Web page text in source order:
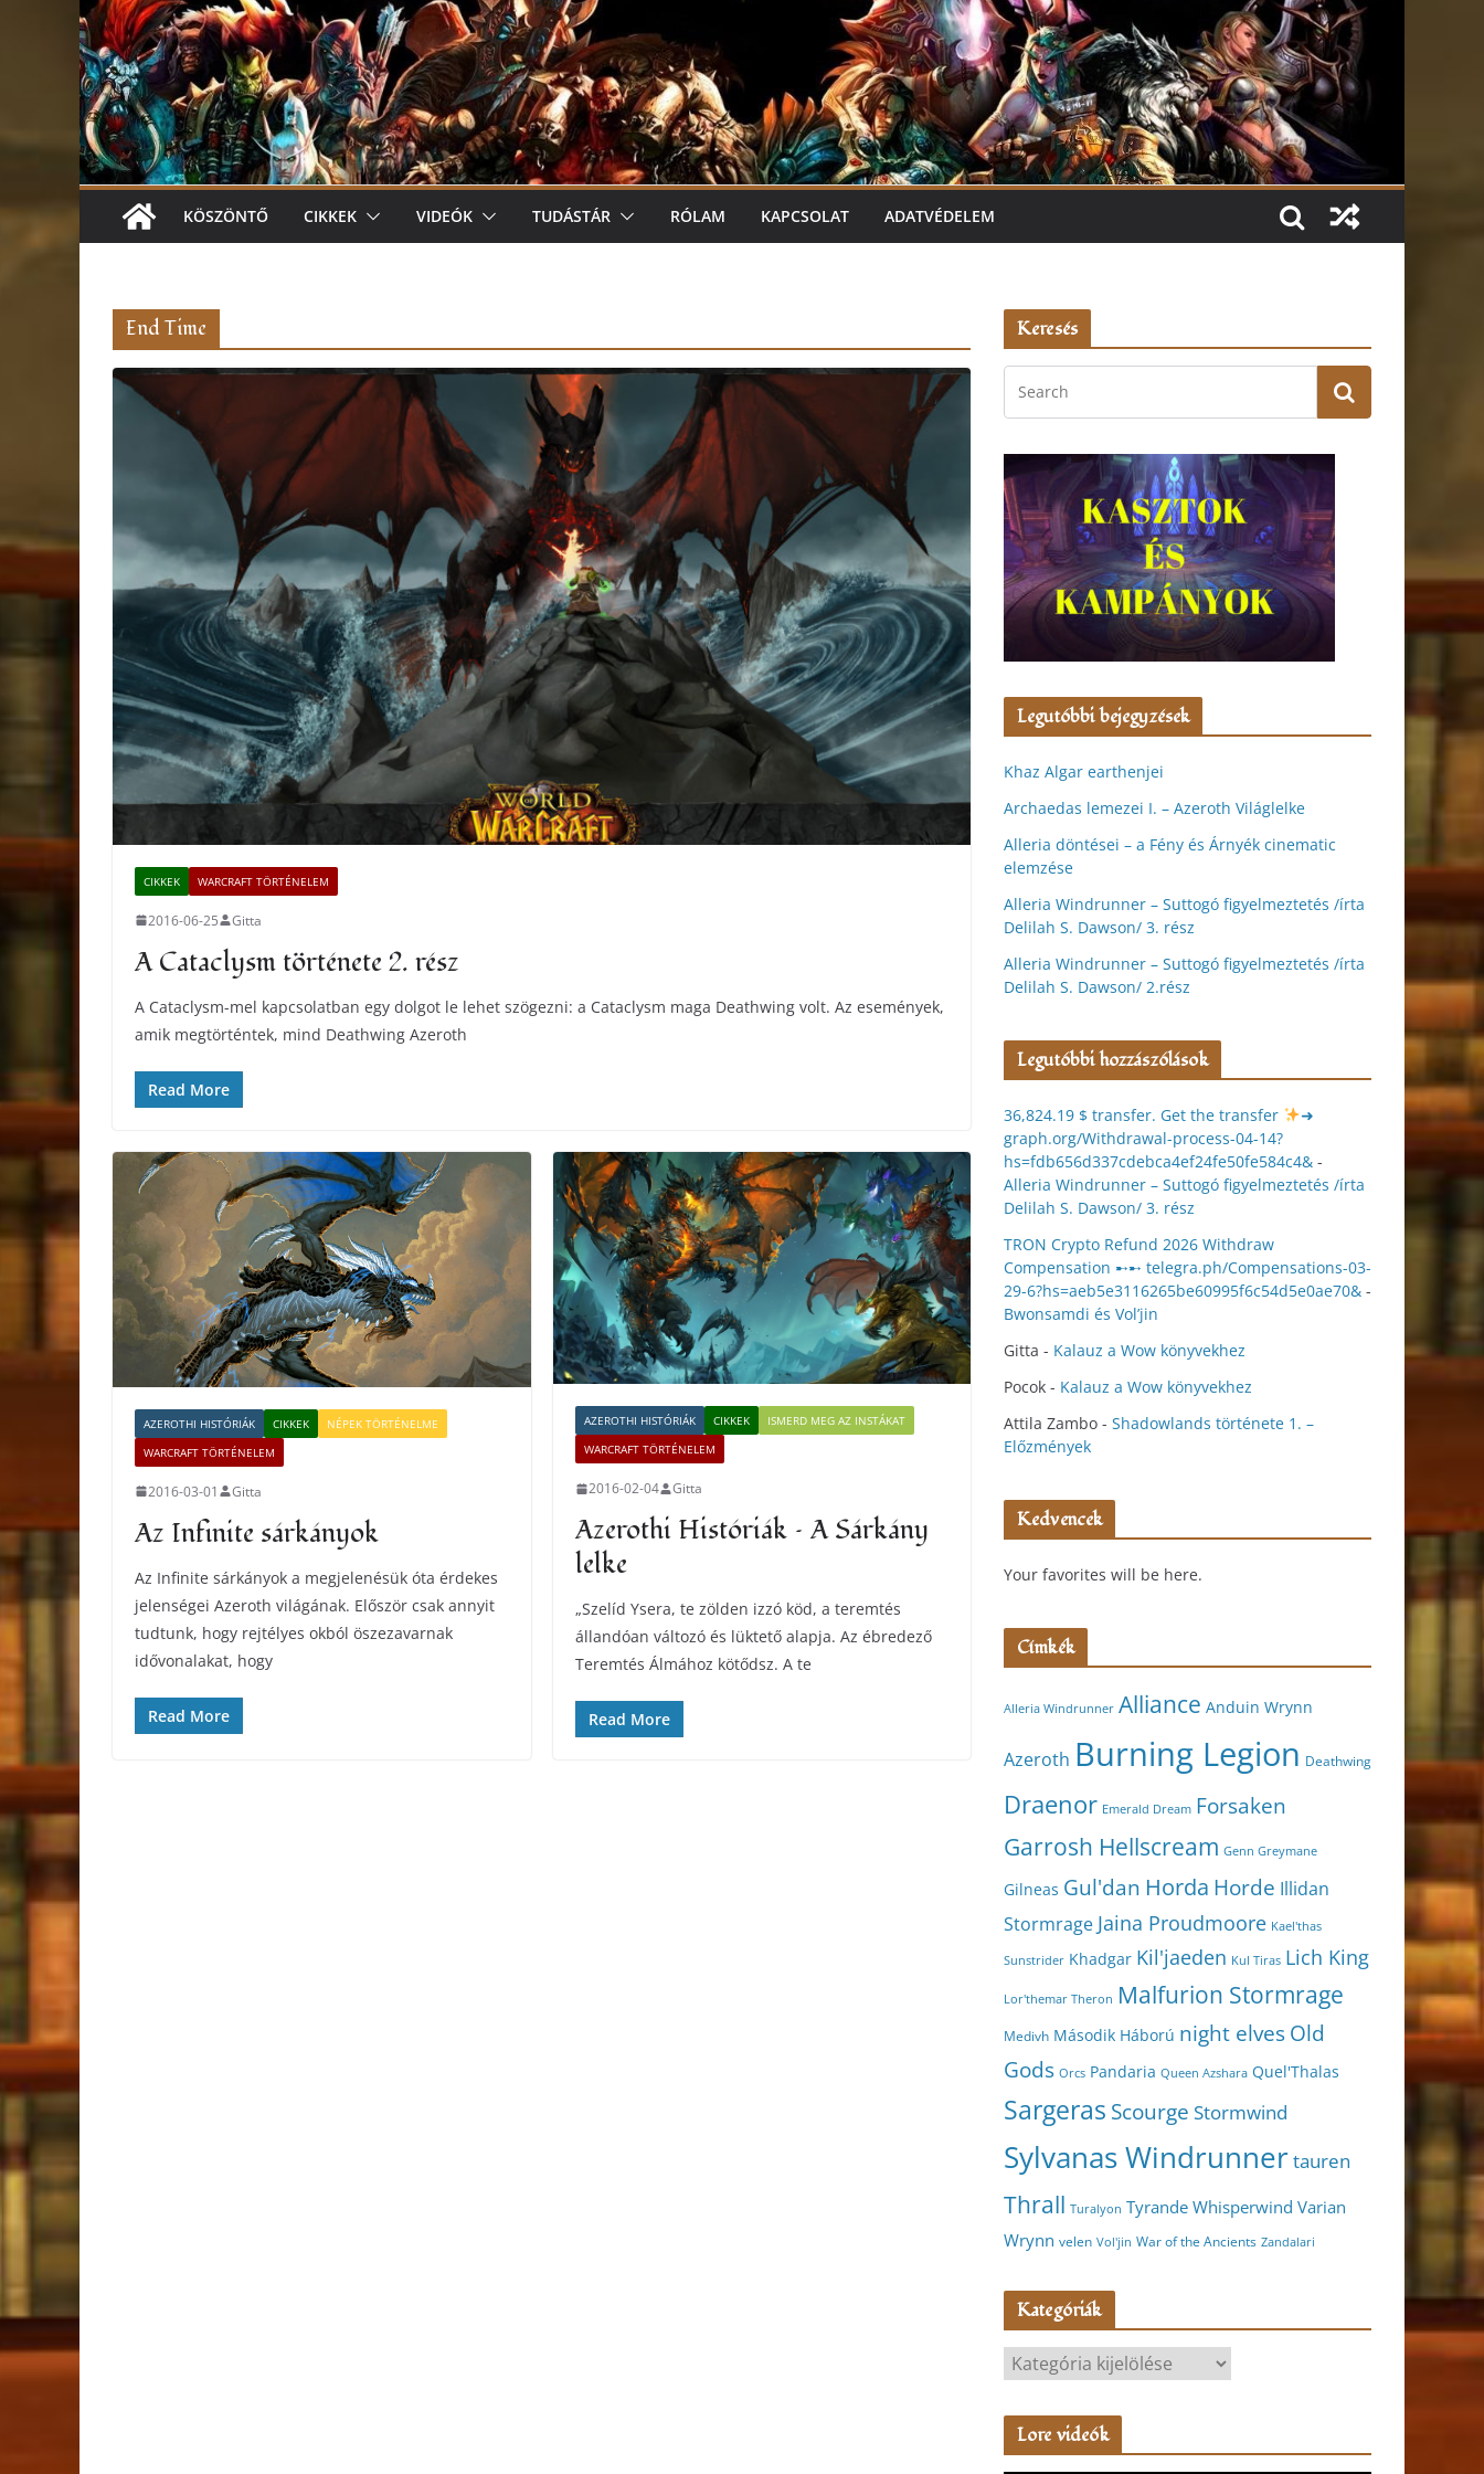
KÖSZÖNTŐ CIKKEK VIDEÓK TUDÁSTÁR RÓLAM KAPCSOLAT ADATVÉDELEM
End Time
CIKKEK WARCRAFT TÖRTÉNELEM
2016-06-25 Gitta
A Cataclysm története 2. rész
A Cataclysm-mel kapcsolatban egy dolgot le lehet szögezni: a Cataclysm maga Deathwing volt. Az események,
amik megtörténtek, mind Deathwing Azeroth
Read More
AZEROTHI HISTÓRIÁK CIKKEK
NÉPEK TÖRTÉNELME
WARCRAFT TÖRTÉNELEM
2016-03-01 Gitta
Az Infinite sárkányok
Az Infinite sárkányok a megjelenésük óta érdekes
jelenségei Azeroth világának. Először csak annyit
tudtunk, hogy rejtélyes okból öszezavarnak
idővonalakat, hogy
Read More
AZEROTHI HISTÓRIÁK CIKKEK
ISMERD MEG AZ INSTÁKAT
WARCRAFT TÖRTÉNELEM
2016-02-04 Gitta
Azerothi Históriák – A Sárkány
lelke
„Szelíd Ysera, te zölden izzó köd, a teremtés
állandóan változó és lüktető alapja. Az ébredező
Teremtés Álmához kötődsz. A te
Read More
Keresés
Legutóbbi bejegyzések
Khaz Algar earthenjei
Archaedas lemezei I. – Azeroth Világlelke
Alleria döntései – a Fény és Árnyék cinematic
elemzése
Alleria Windrunner – Suttogó figyelmeztetés /írta
Delilah S. Dawson/ 3. rész
Alleria Windrunner – Suttogó figyelmeztetés /írta
Delilah S. Dawson/ 2.rész
Legutóbbi hozzászólások
36,824.19 $ transfer. Get the transfer
➜
graph.org/Withdrawal-process-04-14?
hs=fdb656d337cdebca4ef24fe50fe584c4& -
Alleria Windrunner – Suttogó figyelmeztetés /írta
Delilah S. Dawson/ 3. rész
TRON Crypto Refund 2026 Withdraw
Compensation ➸➸ telegra.ph/Compensations-03-
29-6?hs=aeb5e3116265be60995f6c54d5e0ae70& -
Bwonsamdi és Vol’jin
Gitta - Kalauz a Wow könyvekhez
Pocok - Kalauz a Wow könyvekhez
Attila Zambo - Shadowlands története 1. –
Előzmények
Kedvencek
Your favorites will be here.
Címkék
Alleria Windrunner Alliance Anduin Wrynn
Azeroth Burning Legion Deathwing
Draenor Emerald Dream Forsaken
Garrosh Hellscream Genn Greymane
Gilneas Gul'dan Horda Horde Illidan
Stormrage Jaina Proudmoore Kael'thas
Sunstrider Khadgar Kil'jaeden Kul Tiras Lich King
Lor'themar Theron Malfurion Stormrage
Medivh Második Háború night elvesOld
Gods Orcs Pandaria Queen Azshara Quel'Thalas
Sargeras Scourge Stormwind
Sylvanas Windrunnertauren
Thrall Turalyon Tyrande Whisperwind Varian
Wrynn velen Vol'jin War of the Ancients Zandalari
Kategóriák
a
t
g
Lore videók